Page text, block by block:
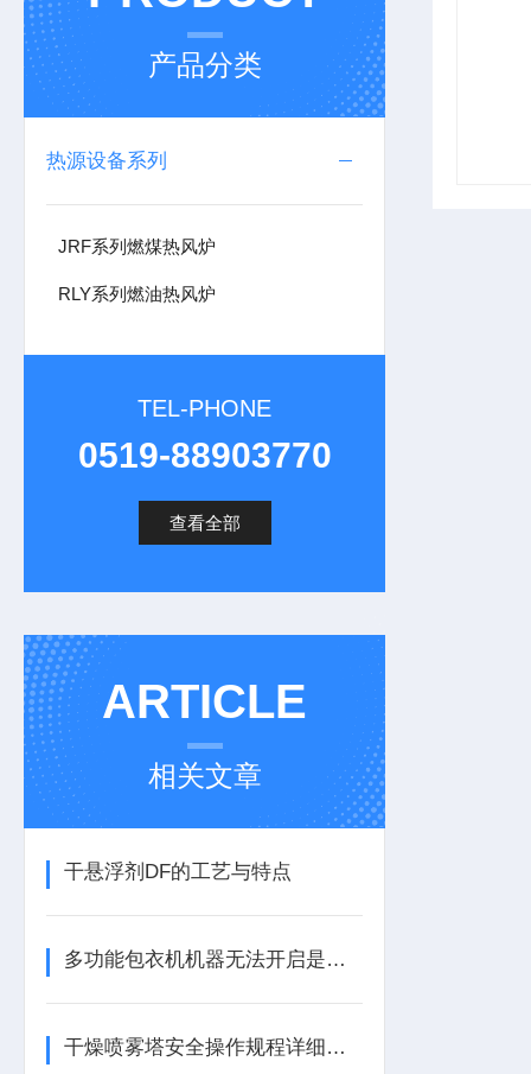
产品分类
热源设备系列
JRF系列燃煤热风炉
RLY系列燃油热风炉
TEL-PHONE
0519-88903770
查看全部
ARTICLE
相关文章
干悬浮剂DF的工艺与特点
多功能包衣机机器无法开启是什么原因？
干燥喷雾塔安全操作规程详细介绍